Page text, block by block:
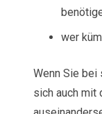
wer
Wenn Sie bei
sich auch mit